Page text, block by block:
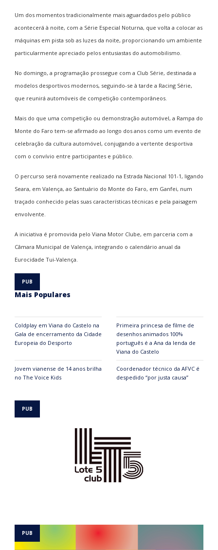
Um dos momentos tradicionalmente mais aguardados pelo público
acontecerá à noite, com a Série Especial Noturna, que volta a colocar as
máquinas em pista sob as luzes da noite, proporcionando um ambiente
particularmente apreciado pelos entusiastas do automobilismo.
No domingo, a programação prossegue com a Club Série, destinada a
modelos desportivos modernos, seguindo-se à tarde a Racing Série,
que reunirá automóveis de competição contemporâneos.
Mais do que uma competição ou demonstração automóvel, a Rampa do
Monte do Faro tem-se afirmado ao longo dos anos como um evento de
celebração da cultura automóvel, conjugando a vertente desportiva
com o convívio entre participantes e público.
O percurso será novamente realizado na Estrada Nacional 101-1, ligando
Seara, em Valença, ao Santuário do Monte do Faro, em Ganfei, num
traçado conhecido pelas suas características técnicas e pela paisagem
envolvente.
A iniciativa é promovida pelo Viana Motor Clube, em parceria com a
Câmara Municipal de Valença, integrando o calendário anual da
Eurocidade Tui-Valença
Mais Populares
Coldplay em Viana do Castelo na
Gala de encerramento da Cidade
Europeia do Desporto
Primeira princesa de filme de
desenhos animados 100%
português é a Ana da lenda de
Viana do Castelo
Jovem vianense de 14 anos brilha
no The Voice Kids
Coordenador técnico da AFVC é
despedido “por justa causa”